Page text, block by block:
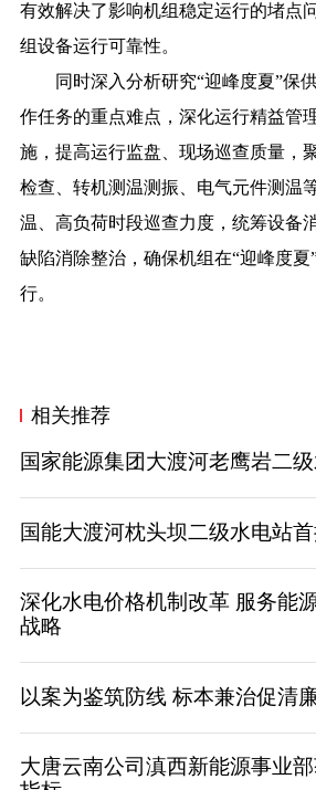
有效解决了影响机组稳定运行的堵点
组设备运行可靠性。
同时深入分析研究“迎峰度夏”保
作任务的重点难点，深化运行精益管
施，提高运行监盘、现场巡查质量，
检查、转机测温测振、电气元件测温
温、高负荷时段巡查力度，统筹设备
缺陷消除整治，确保机组在“迎峰度夏
行。
相关推荐
国家能源集团大渡河老鹰岩二
国能大渡河枕头坝二级水电站
深化水电价格机制改革 服务能
战略
以案为鉴筑防线 标本兼治促清
大唐云南公司滇西新能源事业